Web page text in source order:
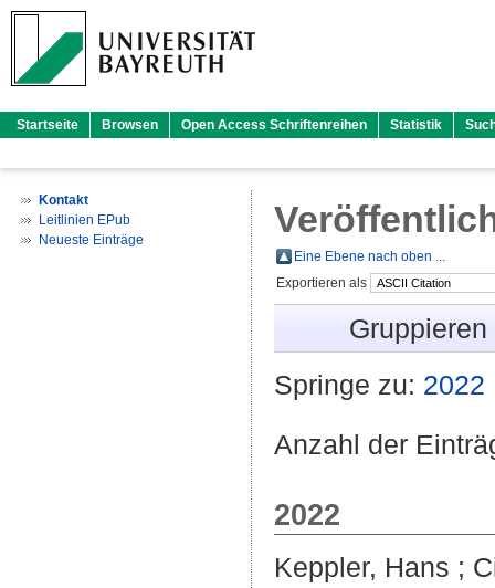
Startseite Browsen Open Access Schriftenreihen Statistik
Kontakt
Leitlinien EPub
Neueste Einträge
Eine Ebene nach oben ...
Exportieren als
Springe zu: 2022
Anzahl der
2022
Keppler, Hans ;